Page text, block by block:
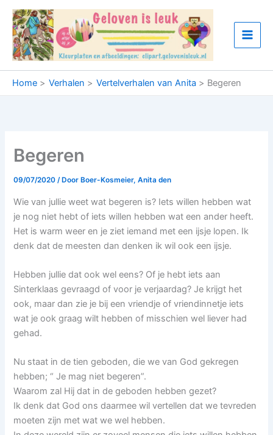
naar
inhoud
Home Verhalen Vertelverhalen van Anita Begeren
Begeren
09/07/2020/ Door Boer-Kosmeier, Anita den
Wie van jullie weet wat begeren is? Iets willen hebben wat
je nog niet hebt of iets willen hebben wat een ander heeft.
Het is warm weer en je ziet iemand met een ijsje lopen. Ik
denk dat de meesten dan denken ik wil ook een ijsje.
Hebben jullie dat ook wel eens? Of je hebt iets aan
Sinterklaas gevraagd of voor je verjaardag? Je krijgt het
ook, maar dan zie je bij een vriendje of vriendinnetje iets
wat je ook graag wilt hebben of misschien wel liever had
gehad.
Nu staat in de tien geboden, die we van God gekregen
hebben; “ Je mag niet begeren”.
Waarom zal Hij dat in de geboden hebben gezet?
Ik denk dat God ons daarmee wil vertellen dat we tevreden
moeten zijn met wat we wel hebben.